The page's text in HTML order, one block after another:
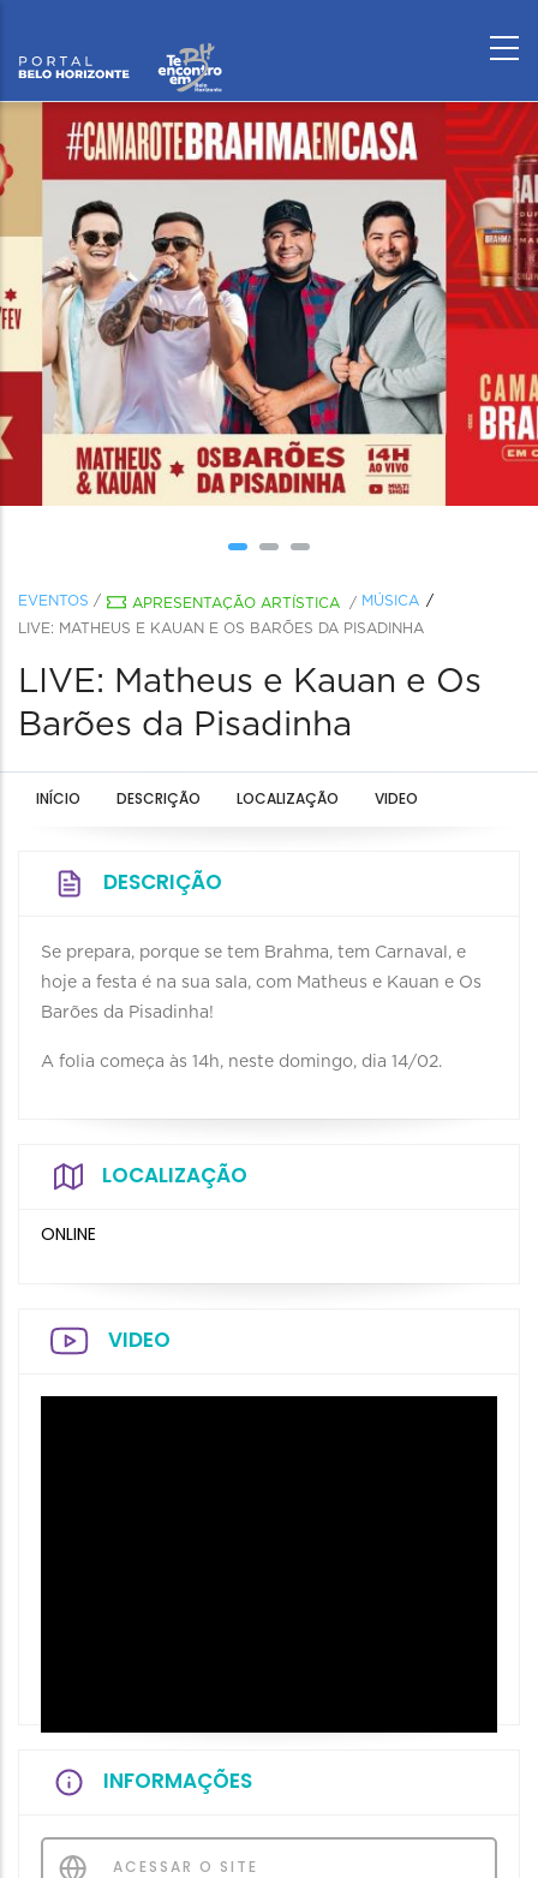
EVENTOS / APRESENTAÇÃO ARTÍSTICA / MÚSICA
LIVE: MATHEUS E KAUAN E OS BARÕES DA PISADINHA
LIVE: Matheus e Kauan e Os
Barões da Pisadinha
INÍCIO DESCRIÇÃO LOCALIZAÇÃO VIDEO
DESCRIÇÃO
Se prepara, porque se tem Brahma, tem Carnaval, e
hoje a festa é na sua sala, com Matheus e Kauan e Os
Barões da Pisadinha!
A folia começa às 14h, neste domingo, dia 14/02.
LOCALIZAÇÃO
ONLINE
VIDEO
INFORMAÇÕES
ACESSAR O SITE